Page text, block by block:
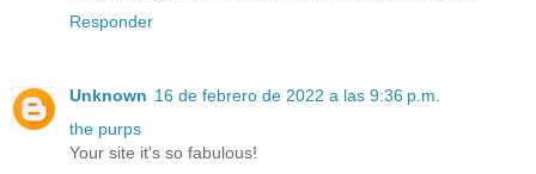
Responder
Unknown 16 de febrero de 2022 a las 9:36 p.m.
the purps
Your site it's so fabulous!